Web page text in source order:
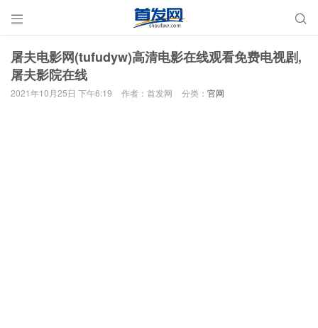
 
屠夫电影网(tufudyw)高清电影在线观看免费电视剧,
屠夫影院在线
2021年10月25日 下午6:19 作者：首发网 分类： 官网